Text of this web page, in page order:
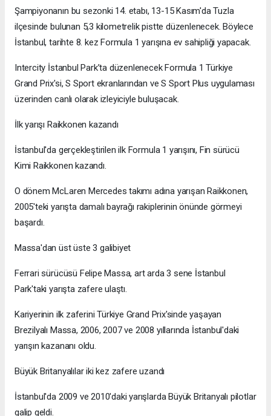
Şampiyonanın bu sezonki 14. etabı, 13-15 Kasım'da Tuzla
ilçesinde bulunan 5,3 kilometrelik pistte düzenlenecek. Böylece
İstanbul, tarihte 8. kez Formula 1 yarışına ev sahipliği yapacak.
Intercity İstanbul Park’ta düzenlenecek Formula 1 Türkiye
Grand Prix'si, S Sport ekranlarından ve S Sport Plus uygulaması
üzerinden canlı olarak izleyiciyle buluşacak.
İlk yarışı Raikkonen kazandı
İstanbul'da gerçekleştirilen ilk Formula 1 yarışını, Fin sürücü
Kimi Raikkonen kazandı.
O dönem McLaren Mercedes takımı adına yarışan Raikkonen,
2005'teki yarışta damalı bayrağı rakiplerinin önünde görmeyi
başardı.
Massa'dan üst üste 3 galibiyet
Ferrari sürücüsü Felipe Massa, art arda 3 sene İstanbul
Park'taki yarışta zafere ulaştı.
Kariyerinin ilk zaferini Türkiye Grand Prix'sinde yaşayan
Brezilyalı Massa, 2006, 2007 ve 2008 yıllarında İstanbul'daki
yarışın kazananı oldu.
Büyük Britanyalılar iki kez zafere uzandı
İstanbul'da 2009 ve 2010'daki yarışlarda Büyük Britanyalı pilotlar
galip geldi.